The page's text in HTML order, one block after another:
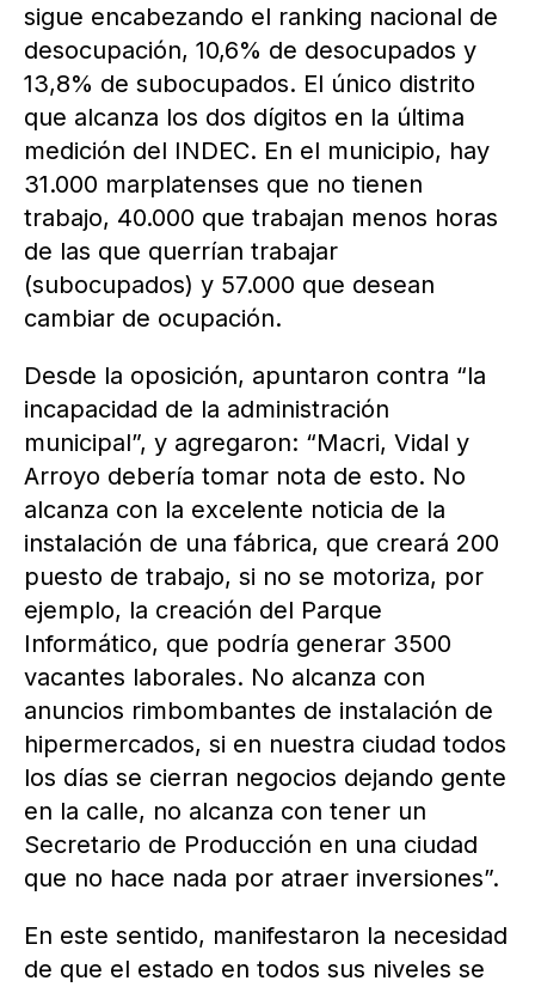
sigue encabezando el ranking nacional de
desocupación, 10,6% de desocupados y
13,8% de subocupados. El único distrito
que alcanza los dos dígitos en la última
medición del INDEC. En el municipio, hay
31.000 marplatenses que no tienen
trabajo, 40.000 que trabajan menos horas
de las que querrían trabajar
(subocupados) y 57.000 que desean
cambiar de ocupación.
Desde la oposición, apuntaron contra “la
incapacidad de la administración
municipal”, y agregaron: “Macri, Vidal y
Arroyo debería tomar nota de esto. No
alcanza con la excelente noticia de la
instalación de una fábrica, que creará 200
puesto de trabajo, si no se motoriza, por
ejemplo, la creación del Parque
Informático, que podría generar 3500
vacantes laborales. No alcanza con
anuncios rimbombantes de instalación de
hipermercados, si en nuestra ciudad todos
los días se cierran negocios dejando gente
en la calle, no alcanza con tener un
Secretario de Producción en una ciudad
que no hace nada por atraer inversiones”.
En este sentido, manifestaron la necesidad
de que el estado en todos sus niveles se